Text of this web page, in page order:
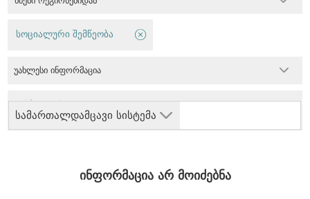
სამართალდამცავი სისტემა
სოციალური შემწეობა
უახლესი ინფორმაცია
ინფორმაცია არ მოიძებნა